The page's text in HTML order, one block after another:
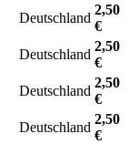
Deutschland
2,50
€
Deutschland
2,50
€
Deutschland
2,50
€
Deutschland
2,50
€